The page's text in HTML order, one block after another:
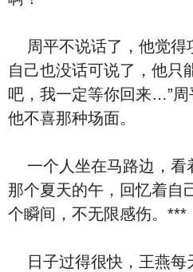
周平不说话了，他觉得
自己也没话可说了，他只
吧，我一定等你回来…”周
他不喜那种场面。
一个人坐在马路边，看
那个夏天的午，回忆着自
个瞬间，不无限感伤。***
⽇子过得很快，王燕每